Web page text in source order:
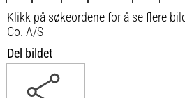
Klikk på søkeordene for å se flere
Co. A/S
Del bildet